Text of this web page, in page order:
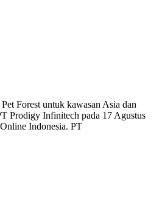
Forest untuk kawasan Asia dan
Prodigy Infinitech pada 17 Agustus
Indonesia. PT